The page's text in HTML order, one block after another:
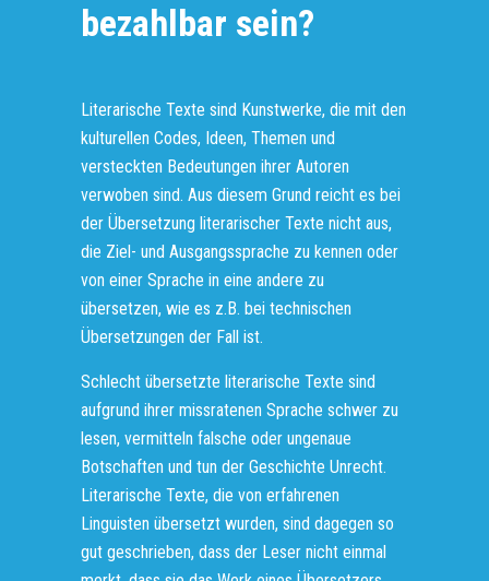
bezahlbar sein?
Literarische Texte sind Kunstwerke, die mit den
kulturellen Codes, Ideen, Themen und
versteckten Bedeutungen ihrer Autoren
verwoben sind. Aus diesem Grund reicht es bei
der Übersetzung literarischer Texte nicht aus,
die Ziel- und Ausgangssprache zu kennen oder
von einer Sprache in eine andere zu
übersetzen, wie es z.B. bei technischen
Übersetzungen der Fall ist.
Schlecht übersetzte literarische Texte sind
aufgrund ihrer missratenen Sprache schwer zu
lesen, vermitteln falsche oder ungenaue
Botschaften und tun der Geschichte Unrecht.
Literarische Texte, die von erfahrenen
Linguisten übersetzt wurden, sind dagegen so
gut geschrieben, dass der Leser nicht einmal